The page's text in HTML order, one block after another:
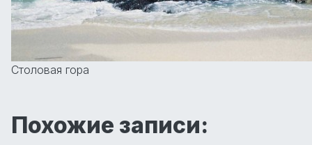
Столовая гора
Похожие записи: